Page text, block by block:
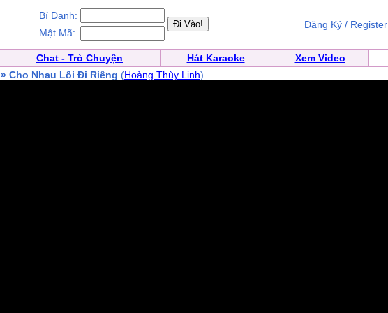
Bí Danh:
Mật Mã:
Đăng Ký / Register
Chat - Trò Chuyện Hát Karaoke Xem Video
» Cho Nhau Lối Đi Riêng (Hoàng Thùy Linh)